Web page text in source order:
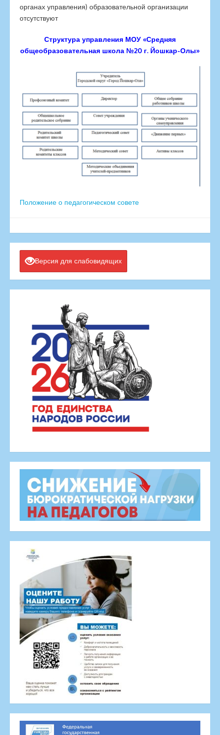
органах управления) образовательной организации
отсутствуют
Структура управления МОУ «Средняя
общеобразовательная школа №20 г. Йошкар-Олы»
Положение о педагогическом совете
Версия для слабовидящих